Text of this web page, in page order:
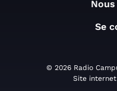
Se
© 2026 Radio
Site